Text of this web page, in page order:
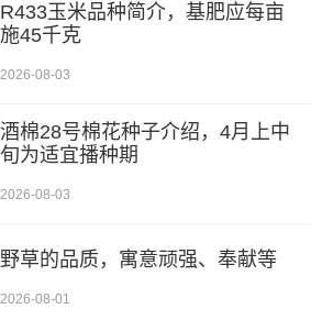
R433玉米品种简介，基肥应每亩
施45千克
2026-08-03
酒棉28号棉花种子介绍，4月上中
旬为适宜播种期
2026-08-03
野草的品质，寓意顽强、奉献等
2026-08-01